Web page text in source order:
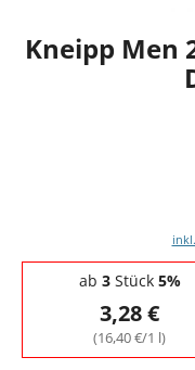
Kneipp Men
Staffelpreise -
ab 3Stück 5%
3,28 €
(16,40 €/1 l)